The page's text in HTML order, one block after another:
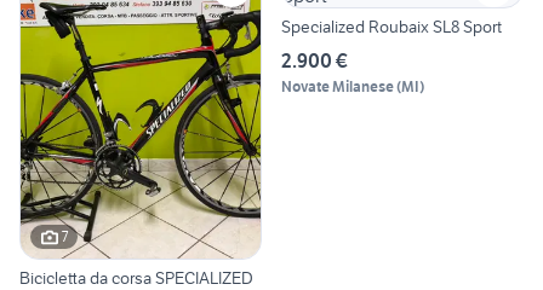
7
Bicicletta da corsa SPECIALIZED
Specialized Roubaix SL8 Sport
2.900 €
Novate Milanese(MI)